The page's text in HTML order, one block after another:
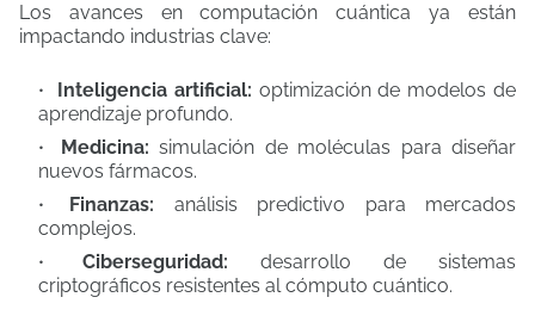
Los avances en computación cuántica ya están
impactando industrias clave:
Inteligencia artificial: optimización de modelos de
aprendizaje profundo.
Medicina: simulación de moléculas para diseñar
nuevos fármacos.
Finanzas: análisis predictivo para mercados
complejos.
Ciberseguridad: desarrollo de sistemas
criptográficos resistentes al cómputo cuántico.